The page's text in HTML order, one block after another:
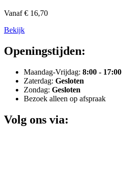
Vanaf € 16,70
Bekijk
Openingstijden:
Maandag-Vrijdag: 8:00 - 17:00
Zaterdag: Gesloten
Zondag: Gesloten
Bezoek alleen op afspraak
Volg ons via: